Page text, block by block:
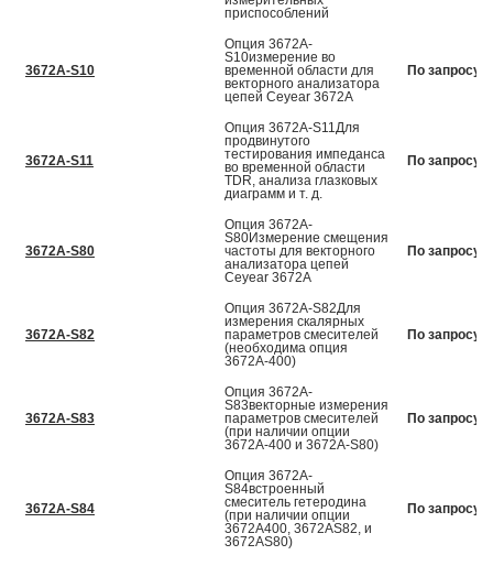
приспособлений
3672A-S10
Опция 3672A-
S10измерение во
временной области для
векторного анализатора
цепей Ceyear 3672А
По запросу
3672A-S11
Опция 3672A-S11Для
продвинутого
тестирования импеданса
во временной области
TDR, анализа глазковых
диаграмм и т. д.
По запросу
3672A-S80
Опция 3672A-
S80Измерение смещения
частоты для векторного
анализатора цепей
Ceyear 3672А
По запросу
3672A-S82
Опция 3672A-S82Для
измерения скалярных
параметров смесителей
(необходима опция
3672А-400)
По запросу
3672A-S83
Опция 3672A-
S83векторные измерения
параметров смесителей
(при наличии опции
3672А-400 и 3672А-S80)
По запросу
3672A-S84
Опция 3672A-
S84встроенный
смеситель гетеродина
(при наличии опции
3672А400, 3672АS82, и
3672АS80)
По запросу